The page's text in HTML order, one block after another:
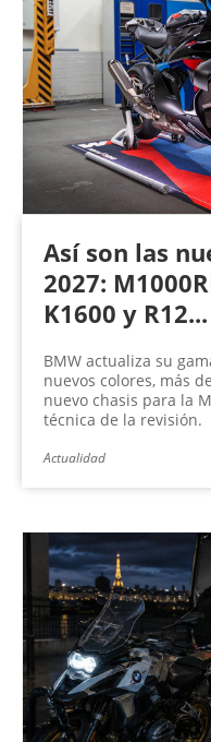
Así son las
2027:
K1600 y R12...
BMW actualiza su
nuevos colores, más
nuevo chasis para la
técnica de la revisión.
Actualidad